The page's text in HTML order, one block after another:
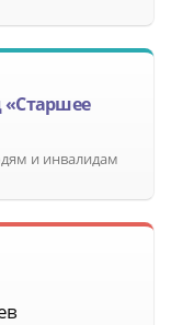
«Старшее
и инвалидам